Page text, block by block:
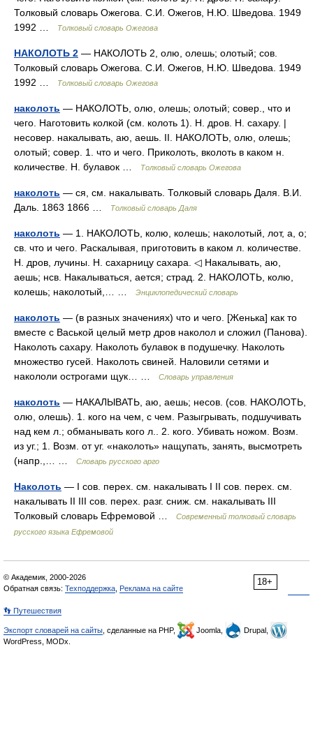
Толковый словарь Ожегова. С.И. Ожегов, Н.Ю. Шведова. 1949
1992 …
Толковый словарь Ожегова
НАКОЛОТЬ 2 — НАКОЛОТЬ 2, олю, олешь; олотый; сов.
Толковый словарь Ожегова. С.И. Ожегов, Н.Ю. Шведова. 1949
1992 …
Толковый словарь Ожегова
наколоть — НАКОЛОТЬ, олю, олешь; олотый; совер., что и
чего. Наготовить колкой (см. колоть 1). Н. дров. Н. сахару. |
несовер. накалывать, аю, аешь. II. НАКОЛОТЬ, олю, олешь;
олотый; совер. 1. что и чего. Приколоть, вколоть в каком н.
количестве. Н. булавок …
Толковый словарь Ожегова
наколоть — ся, см. накалывать. Толковый словарь Даля. В.И.
Даль. 1863 1866 …
Толковый словарь Даля
наколоть — 1. НАКОЛОТЬ, колю, колешь; наколотый, лот, а, о;
св. что и чего. Раскалывая, приготовить в каком л. количестве.
Н. дров, лучины. Н. сахарницу сахара. ◁ Накалывать, аю,
аешь; нсв. Накалываться, ается; страд. 2. НАКОЛОТЬ, колю,
колешь; наколотый,… …
Энциклопедический словарь
наколоть — (в разных значениях) что и чего. [Женька] как то
вместе с Васькой целый метр дров наколол и сложил (Панова).
Наколоть сахару. Наколоть булавок в подушечку. Наколоть
множество гусей. Наколоть свиней. Наловили сетями и
накололи острогами щук… …
Словарь управления
наколоть — НАКАЛЫВАТЬ, аю, аешь; несов. (сов. НАКОЛОТЬ,
олю, олешь). 1. кого на чем, с чем. Разыгрывать, подшучивать
над кем л.; обманывать кого л.. 2. кого. Убивать ножом. Возм.
из уг.; 1. Возм. от уг. «наколоть» нащупать, занять, высмотреть
(напр.,… …
Словарь русского арго
Наколоть — I сов. перех. см. накалывать I II сов. перех. см.
накалывать II III сов. перех. разг. сниж. см. накалывать III
Толковый словарь Ефремовой …
Современный толковый словарь
русского языка Ефремовой
18+
© Академик, 2000-2026
Обратная связь: Техподдержка Реклама на сайте
👣 Путешествия
Экспорт словарей на сайты , сделанные на PHP, Joomla,
Drupal,
WordPress, MODx.